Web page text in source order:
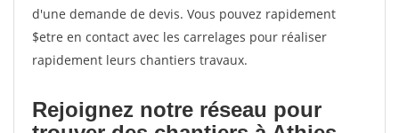
d'une demande de devis. Vous pouvez rapidement
$etre en contact avec les carrelages pour réaliser
rapidement leurs chantiers travaux.
Rejoignez notre réseau pour